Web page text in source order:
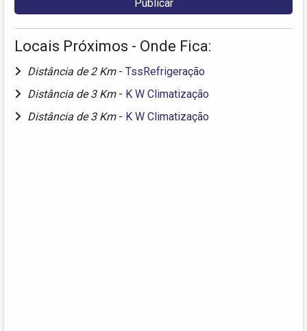
Locais Próximos - Onde Fica:
Distância de 2 Km - TssRefrigeração
Distância de 3 Km - K W Climatização
Distância de 3 Km - K W Climatização